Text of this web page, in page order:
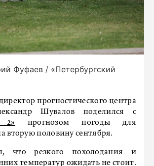
Фуфаев / «Петербургский
прогностического центра
Шувалов поделился с
2»
прогнозом погоды для
вторую половину сентября.
что резкого похолодания и
температур ожидать не стоит.